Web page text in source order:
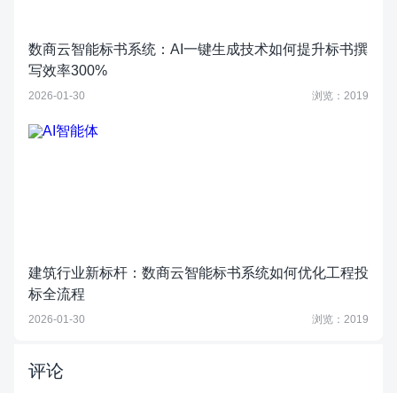
数商云智能标书系统：AI一键生成技术如何提升标书撰
写效率300%
2026-01-30 浏览：2019
建筑行业新标杆：数商云智能标书系统如何优化工程投
标全流程
2026-01-30 浏览：2019
评论